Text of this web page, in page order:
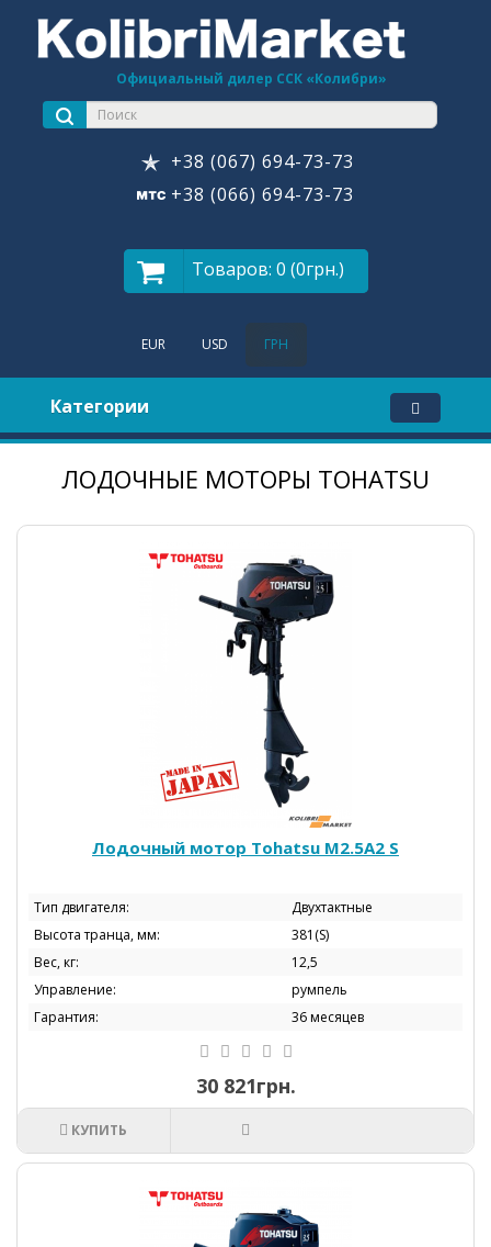
Официальный дилер ССК «Колибри»
+38 (067) 694-73-73
+38 (066) 694-73-73
Товаров: 0 (0грн.)
EUR USD ГРН
Категории
ЛОДОЧНЫЕ МОТОРЫ TOHATSU
Лодочный мотор Tohatsu М2.5А2 S
Тип двигателя:
Двухтактные
Высота транца, мм:
381(S)
Вес, кг:
12,5
Управление:
румпель
Гарантия:
36 месяцев
30 821грн.
КУПИТЬ